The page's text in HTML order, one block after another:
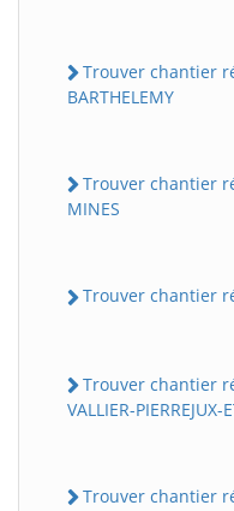
Trouver chantier
BARTHELEMY
Trouver chantier
MINES
Trouver chantier
Trouver chantier
VALLIER-PIERREJUX-
Trouver chantier